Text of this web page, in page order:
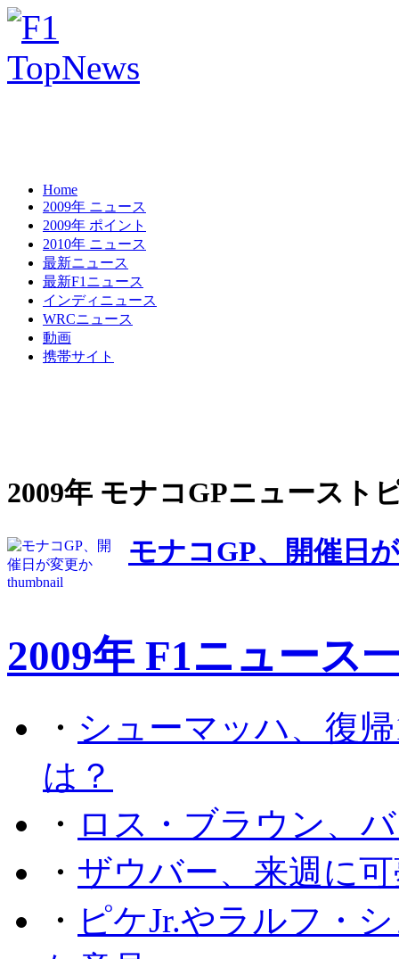
Home
2009年 ニュース
2009年 ポイント
2010年 ニュース
最新ニュース
最新F1ニュース
インディニュース
WRCニュース
動画
携帯サイト
2009年 モナコGPニュースト
モナコGP、開催日
2009年 F1ニュース
・ シューマッハ、復
は？
・ ロス・ブラウン、
・ ザウバー、来週に
・ ピケJr.やラルフ・